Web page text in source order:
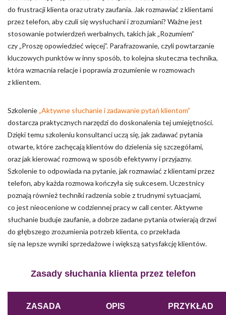
do frustracji klienta oraz utraty zaufania. Jak rozmawiać z klientami
przez telefon, aby czuli się wysłuchani i zrozumiani? Ważne jest
stosowanie potwierdzeń werbalnych, takich jak „Rozumiem”
czy „Proszę opowiedzieć więcej”. Parafrazowanie, czyli powtarzanie
kluczowych punktów w inny sposób, to kolejna skuteczna technika,
która wzmacnia relacje i poprawia zrozumienie w rozmowach
z klientem.
Szkolenie„Aktywne słuchanie i zadawanie pytań klientom”
dostarcza praktycznych narzędzi do doskonalenia tej umiejętności.
Dzięki temu szkoleniu konsultanci uczą się, jak zadawać pytania
otwarte, które zachęcają klientów do dzielenia się szczegółami,
oraz jak kierować rozmową w sposób efektywny i przyjazny.
Szkolenie to odpowiada na pytanie, jak rozmawiać z klientami przez
telefon, aby każda rozmowa kończyła się sukcesem. Uczestnicy
poznają również techniki radzenia sobie z trudnymi sytuacjami,
co jest nieocenione w codziennej pracy w call center. Aktywne
słuchanie buduje zaufanie, a dobrze zadane pytania otwierają drzwi
do głębszego zrozumienia potrzeb klienta, co przekłada
się na lepsze wyniki sprzedażowe i większą satysfakcję klientów.
Zasady słuchania klienta przez telefon
ZASADA OPIS PRZYKŁAD